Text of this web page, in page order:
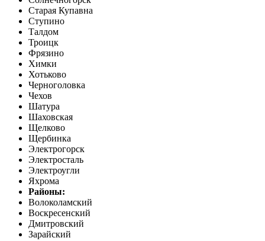
Старая Купавна
Ступино
Талдом
Троицк
Фрязино
Химки
Хотьково
Черноголовка
Чехов
Шатура
Шаховская
Щелково
Щербинка
Электрогорск
Электросталь
Электроугли
Яхрома
Районы:
Волоколамский
Воскресенский
Дмитровский
Зарайский